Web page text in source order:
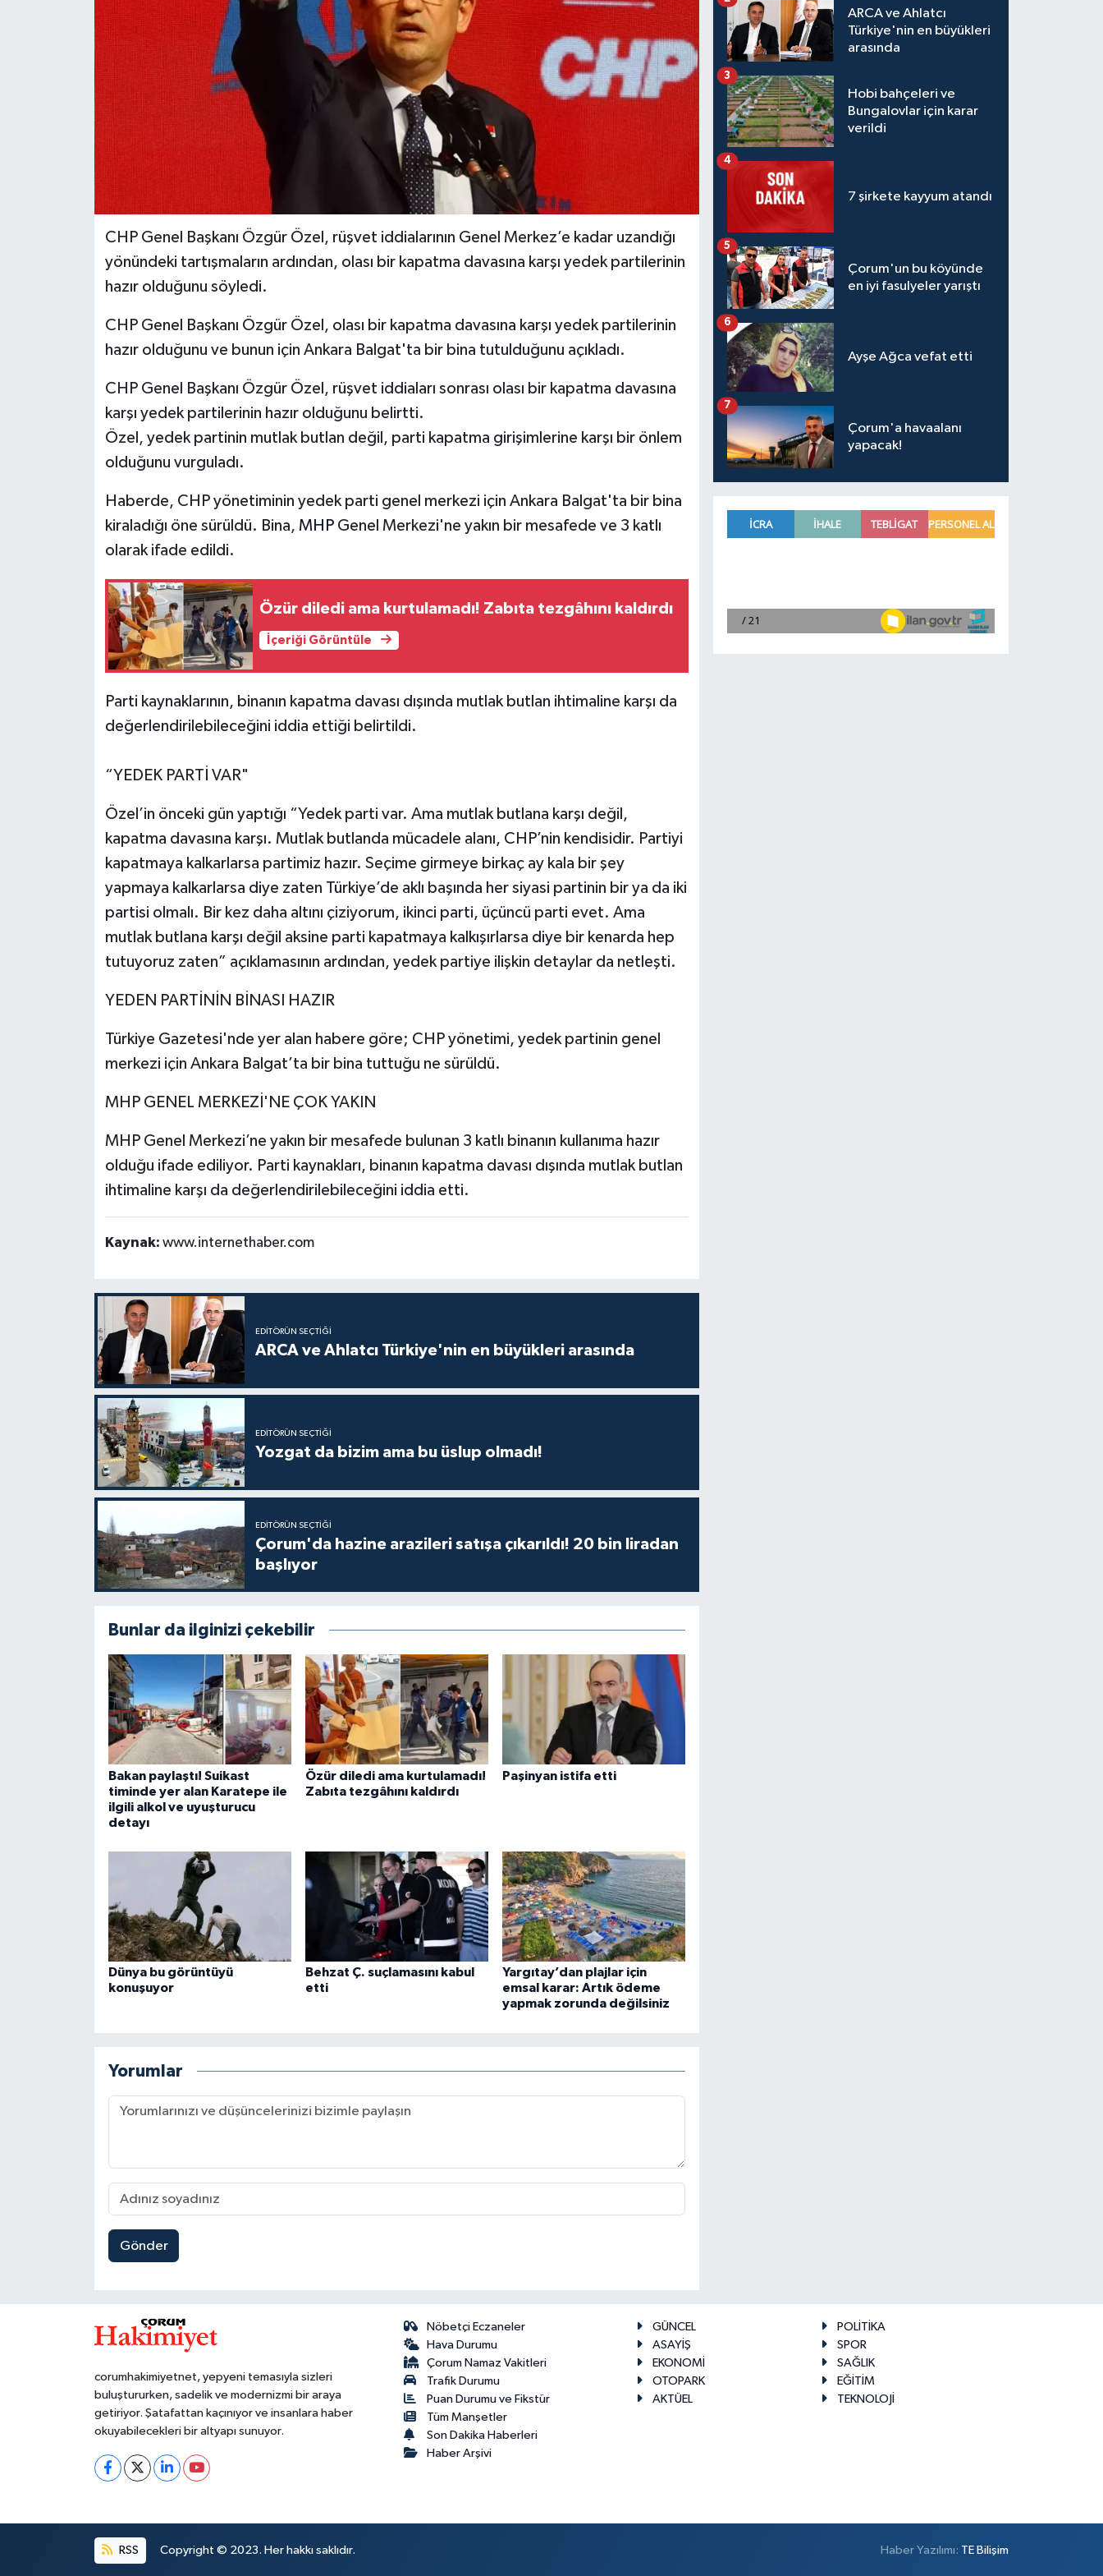
CHP Genel Başkanı Özgür Özel, rüşvet iddialarının Genel Merkez’e kadar uzandığı
yönündeki tartışmaların ardından, olası bir kapatma davasına karşı yedek partilerinin
hazır olduğunu söyledi.
CHP Genel Başkanı Özgür Özel, olası bir kapatma davasına karşı yedek partilerinin
hazır olduğunu ve bunun için Ankara Balgat'ta bir bina tutulduğunu açıkladı.
CHP Genel Başkanı Özgür Özel, rüşvet iddiaları sonrası olası bir kapatma davasına
karşı yedek partilerinin hazır olduğunu belirtti.
Özel, yedek partinin mutlak butlan değil, parti kapatma girişimlerine karşı bir önlem
olduğunu vurguladı.
Haberde, CHP yönetiminin yedek parti genel merkezi için Ankara Balgat'ta bir bina
kiraladığı öne sürüldü. Bina, MHPGenel Merkezi'ne yakın bir mesafede ve 3 katlı
olarak ifade edildi.
Özür diledi ama kurtulamadı! Zabıta tezgâhını kaldırdı
İçeriği Görüntüle
Parti kaynaklarının, binanın kapatma davası dışında mutlak butlan ihtimaline karşı da
değerlendirilebileceğini iddia ettiği belirtildi.
“YEDEK PARTİ VAR"
Özel’in önceki gün yaptığı “Yedek parti var. Ama mutlak butlana karşı değil,
kapatma davasına karşı. Mutlak butlanda mücadele alanı, CHP’nin kendisidir. Partiyi
kapatmaya kalkarlarsa partimiz hazır. Seçime girmeye birkaç ay kala bir şey
yapmaya kalkarlarsa diye zaten Türkiye’de aklı başında her siyasi partinin bir ya da iki
partisi olmalı. Bir kez daha altını çiziyorum, ikinci parti, üçüncü parti evet. Ama
mutlak butlana karşı değil aksine parti kapatmaya kalkışırlarsa diye bir kenarda hep
tutuyoruz zaten” açıklamasının ardından, yedek partiye ilişkin detaylar da netleşti.
YEDEN PARTİNİN BİNASI HAZIR
Türkiye Gazetesi'nde yer alan habere göre; CHP yönetimi, yedek partinin genel
merkezi için Ankara Balgat’ta bir bina tuttuğu ne sürüldü.
MHP GENEL MERKEZİ'NE ÇOK YAKIN
MHP Genel Merkezi’ne yakın bir mesafede bulunan 3 katlı binanın kullanıma hazır
olduğu ifade ediliyor. Parti kaynakları, binanın kapatma davası dışında mutlak butlan
ihtimaline karşı da değerlendirilebileceğini iddia etti.
Kaynak: www.internethaber.com
EDITÖRÜN SEÇTIĞI
ARCA ve Ahlatcı Türkiye'nin en büyükleri arasında
EDITÖRÜN SEÇTIĞI
Yozgat da bizim ama bu üslup olmadı!
EDITÖRÜN SEÇTIĞI
Çorum'da hazine arazileri satışa çıkarıldı! 20 bin liradan
başlıyor
Bunlar da ilginizi çekebilir
Bakan paylaştı! Suikast
timinde yer alan Karatepe ile
ilgili alkol ve uyuşturucu
detayı
Özür diledi ama kurtulamadı!
Zabıta tezgâhını kaldırdı
Paşinyan istifa etti
Dünya bu görüntüyü
konuşuyor
Behzat Ç. suçlamasını kabul
etti
Yargıtay’dan plajlar için
emsal karar: Artık ödeme
yapmak zorunda değilsiniz
Yorumlar
Gönder
ARCA ve Ahlatcı
Türkiye'nin en büyükleri
arasında
Hobi bahçeleri ve
Bungalovlar için karar
verildi
3
7 şirkete kayyum atandı
4
Çorum'un bu köyünde
en iyi fasulyeler yarıştı
5
Ayşe Ağca vefat etti
6
Çorum'a havaalanı
yapacak!
7
corumhakimiyetnet, yepyeni temasıyla sizleri
buluştururken, sadelik ve modernizmi bir araya
getiriyor. Şatafattan kaçınıyor ve insanlara haber
okuyabilecekleri bir altyapı sunuyor.
Nöbetçi Eczaneler
Hava Durumu
Çorum Namaz Vakitleri
Trafik Durumu
Puan Durumu ve Fikstür
Tüm Manşetler
Son Dakika Haberleri
Haber Arşivi
GÜNCEL
POLİTİKA
ASAYİŞ
SPOR
EKONOMİ
SAĞLIK
OTOPARK
EĞİTİM
AKTÜEL
TEKNOLOJİ
RSS Copyright © 2023. Her hakkı saklıdır. Haber Yazılımı: TE Bilişim
İLÇELER
OTOPARK